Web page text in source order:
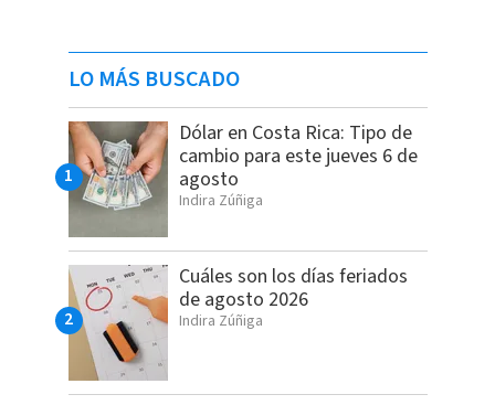
LO MÁS BUSCADO
Dólar en Costa Rica: Tipo de
cambio para este jueves 6 de
agosto
Indira Zúñiga
Cuáles son los días feriados
de agosto 2026
Indira Zúñiga